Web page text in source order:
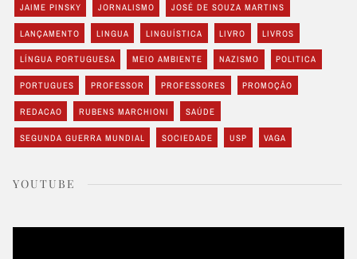
JAIME PINSKY JORNALISMO JOSÉ DE SOUZA MARTINS
LANÇAMENTO LINGUA LINGUÍSTICA LIVRO LIVROS
LÍNGUA PORTUGUESA MEIO AMBIENTE NAZISMO POLITICA
PORTUGUES PROFESSOR PROFESSORES PROMOÇÃO
REDACAO RUBENS MARCHIONI SAÚDE
SEGUNDA GUERRA MUNDIAL SOCIEDADE USP VAGA
YOUTUBE